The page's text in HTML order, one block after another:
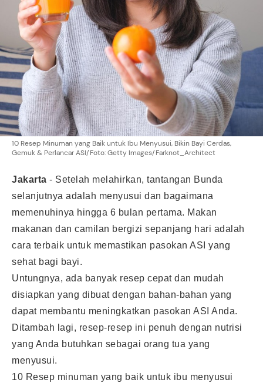
10 Resep Minuman yang Baik untuk Ibu Menyusui, Bikin Bayi Cerdas,
Gemuk & Perlancar ASI/Foto: Getty Images/Farknot_Architect
Jakarta - Setelah melahirkan, tantangan Bunda
selanjutnya adalah menyusui dan bagaimana
memenuhinya hingga 6 bulan pertama. Makan
makanan dan camilan bergizi sepanjang hari adalah
cara terbaik untuk memastikan pasokan ASI yang
sehat bagi bayi.
Untungnya, ada banyak resep cepat dan mudah
disiapkan yang dibuat dengan bahan-bahan yang
dapat membantu meningkatkan pasokan ASI Anda.
Ditambah lagi, resep-resep ini penuh dengan nutrisi
yang Anda butuhkan sebagai orang tua yang
menyusui.
10 Resep minuman yang baik untuk ibu menyusui